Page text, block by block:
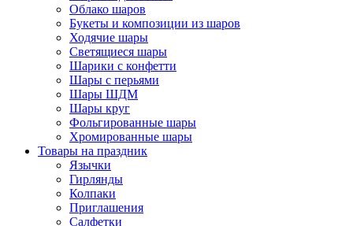
Облако шаров
Букеты и композиции из шаров
Ходячие шары
Светящиеся шары
Шарики с конфетти
Шары с перьями
Шары ШДМ
Шары круг
Фольгированные шары
Хромированные шары
Товары на праздник
Язычки
Гирлянды
Колпаки
Приглашения
Салфетки